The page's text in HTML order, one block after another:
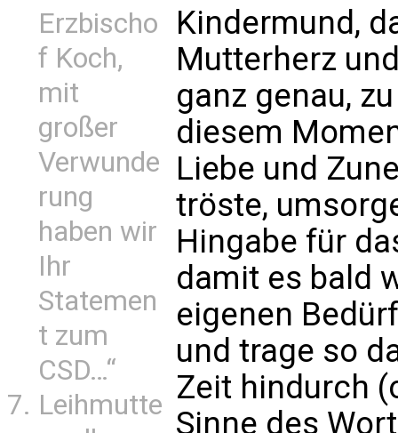
Erzbischo
f Koch,
mit
großer
Verwunde
rung
haben wir
Ihr
Statemen
t zum
CSD…“
Leihmutte
Kindermund,
Mutterherz
ganz genau,
diesem
Liebe und
tröste,
Hingabe für
damit es bald
eigenen
und trage so
Zeit hindurch
Sinne des